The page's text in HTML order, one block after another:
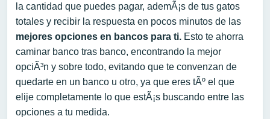
la cantidad que puedes pagar, ademÃ¡s de tus gatos
totales y recibir la respuesta en pocos minutos de las
mejores opciones en bancos para ti. Esto te ahorra
caminar banco tras banco, encontrando la mejor
opciÃ³n y sobre todo, evitando que te convenzan de
quedarte en un banco u otro, ya que eres tÃº el que
elije completamente lo que estÃ¡s buscando entre las
opciones a tu medida.